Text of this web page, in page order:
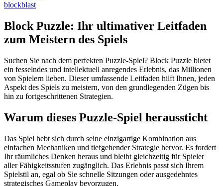
blockblast
Block Puzzle: Ihr ultimativer Leitfaden
zum Meistern des Spiels
Suchen Sie nach dem perfekten Puzzle-Spiel? Block Puzzle bietet
ein fesselndes und intellektuell anregendes Erlebnis, das Millionen
von Spielern lieben. Dieser umfassende Leitfaden hilft Ihnen, jeden
Aspekt des Spiels zu meistern, von den grundlegenden Zügen bis
hin zu fortgeschrittenen Strategien.
Warum dieses Puzzle-Spiel heraussticht
Das Spiel hebt sich durch seine einzigartige Kombination aus
einfachen Mechaniken und tiefgehender Strategie hervor. Es fordert
Ihr räumliches Denken heraus und bleibt gleichzeitig für Spieler
aller Fähigkeitsstufen zugänglich. Das Erlebnis passt sich Ihrem
Spielstil an, egal ob Sie schnelle Sitzungen oder ausgedehntes
strategisches Gameplay bevorzugen.